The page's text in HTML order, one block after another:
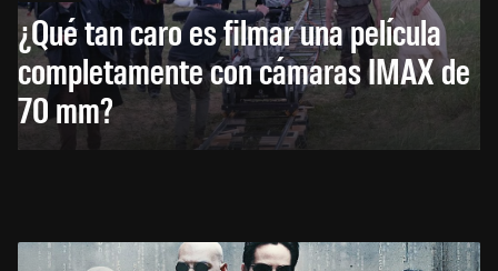
¿Qué tan caro es filmar una película
completamente con cámaras IMAX de
70 mm?